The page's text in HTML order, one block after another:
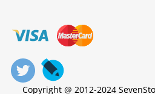
Copyright @ 2012-2024